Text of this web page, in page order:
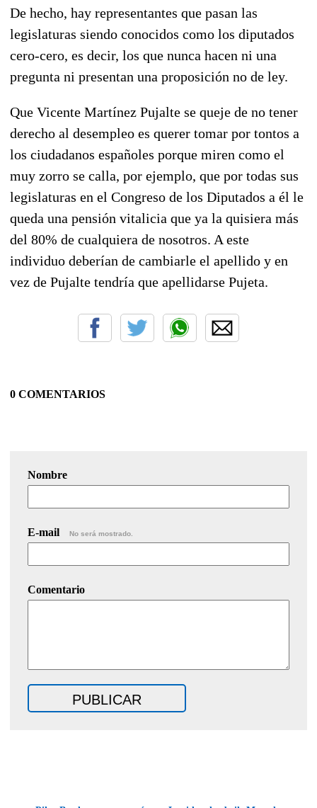
De hecho, hay representantes que pasan las
legislaturas siendo conocidos como los diputados
cero-cero, es decir, los que nunca hacen ni una
pregunta ni presentan una proposición no de ley.
Que Vicente Martínez Pujalte se queje de no tener
derecho al desempleo es querer tomar por tontos a
los ciudadanos españoles porque miren como el
muy zorro se calla, por ejemplo, que por todas sus
legislaturas en el Congreso de los Diputados a él le
queda una pensión vitalicia que ya la quisiera más
del 80% de cualquiera de nosotros. A este
individuo deberían de cambiarle el apellido y en
vez de Pujalte tendría que apellidarse Pujeta.
0 COMENTARIOS
Nombre
E-mail No será mostrado.
Comentario